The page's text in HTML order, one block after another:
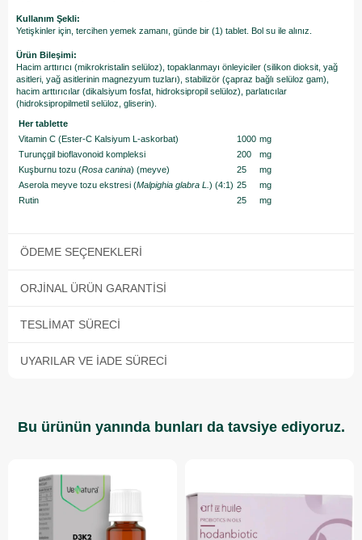
Kullanım Şekli:
Yetişkinler için, tercihen yemek zamanı, günde bir (1) tablet. Bol su ile alınız.
Ürün Bileşimi:
Hacim arttırıcı (mikrokristalin selüloz), topaklanmayı önleyiciler (silikon dioksit, yağ
asitleri, yağ asitlerinin magnezyum tuzları), stabilizör (çapraz bağlı selüloz gam),
hacim arttırıcılar (dikalsiyum fosfat, hidroksipropil selüloz), parlatıcılar
(hidroksipropilmetil selüloz, gliserin).
Her tablette
Vitamin C (Ester-C Kalsiyum L-askorbat)
1000 mg
Turunçgil bioflavonoid kompleksi
200
mg
Kuşburnu tozu (Rosa canina) (meyve) 25
mg
Aserola meyve tozu ekstresi (Malpighia glabra L. ) (4:1) 25
mg
Rutin
25 mg
ÖDEME SEÇENEKLERI
ORJINAL ÜRÜN GARANTISI
TESLIMAT SÜRECI
UYARILAR VE İADE SÜRECI
Bu ürünün yanında bunları da tavsiye ediyoruz.